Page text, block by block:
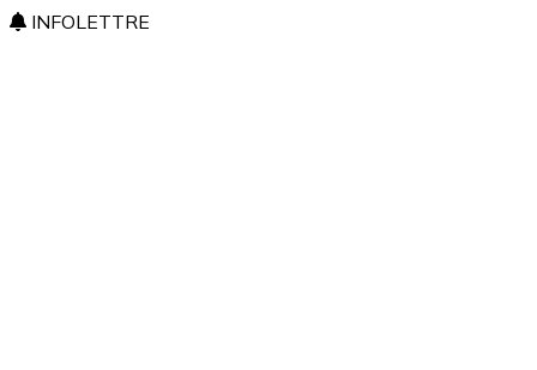
INFOLETTRE